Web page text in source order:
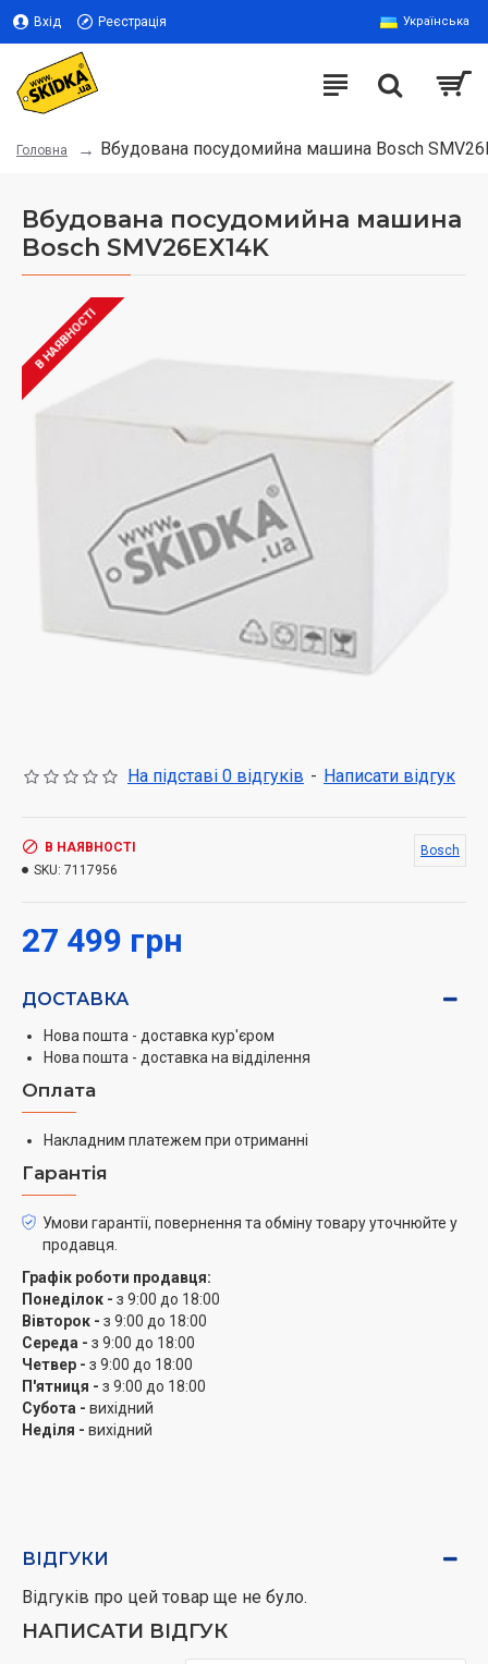
Вхід Реєстрація Українська
Головна Вбудована посудомийна машина Bosch
Вбудована посудомийна машина
Bosch SMV26EX14K
В НАЯВНОСТІ
На підставі 0 відгуків - Написати відгук
27 499 грн
В НАЯВНОСТІ
SKU: 7117956
Bosch
ДОСТАВКА
Нова пошта - доставка кур'єром
Нова пошта - доставка на відділення
Оплата
Накладним платежем при отриманні
Гарантія
Умови гарантії, повернення та обміну товару уточнюйте у
продавця.
Графік роботи продавця:
Понеділок - з 9:00 до 18:00
Вівторок - з 9:00 до 18:00
Середа - з 9:00 до 18:00
Четвер - з 9:00 до 18:00
П'ятниця - з 9:00 до 18:00
Субота - вихідний
Неділя - вихідний
ВІДГУКИ
Відгуків про цей товар ще не було.
НАПИСАТИ ВІДГУК